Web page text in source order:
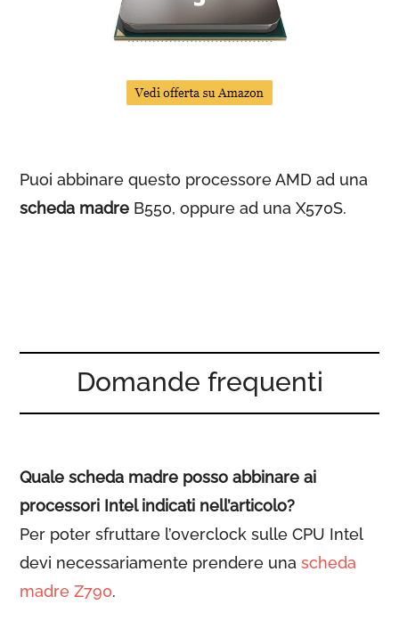
Puoi abbinare questo processore AMD ad una
scheda madre B550, oppure ad una X570S.
Domande frequenti
Quale scheda madre posso abbinare ai
processori Intel indicati nell’articolo?
Per poter sfruttare l’overclock sulle CPU Intel
devi necessariamente prendere unascheda
madre Z790.